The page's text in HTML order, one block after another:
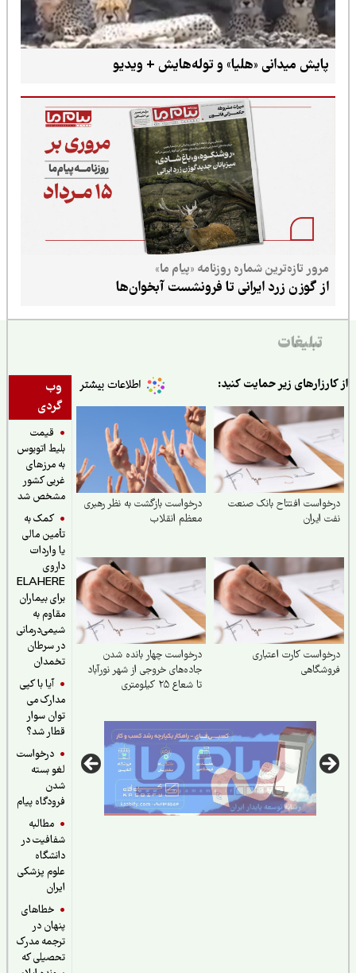
پایش میدانی «هلیا» و توله‌هایش + ویدیو
مرور تازه‌ترین شماره روزنامه «پیام ما»
از گوزن زرد ایرانی تا فرونشست آبخوان‌ها
تبلیغات
وب
گردی
قیمت
بلیط اتوبوس
به مرزهای
غربی کشور
مشخص شد
کمک به
تأمین مالی
یا واردات
داروی
ELAHERE
برای بیماران
مقاوم به
شیمی‌درمانی
در سرطان
تخمدان
آیا با کپی
مدارک می
توان سوار
قطار شد؟
درخواست
لغو بسته
فرودگاه پیام
مطالبه
شفافیت در
دانشگاه
علوم پزشکی
خطاهای
پنهان در
ترجمه مدرک
تحصیلی که
زیر حمایت کنید:
افتتاح بانک صنعت
ایران
درخواست بازگشت به نظر رهبری
معظم انقلاب
کارت اعتباری
درخواست چهار بانده شدن
جاده‌های خروجی از شهر نورآباد
تا شعاع ۲۵ کیلومتری